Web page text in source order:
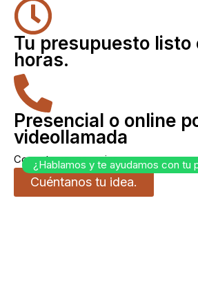
Tu presupuesto listo
horas.
Presencial o online
videollamada
Como te venga mejor.
Cuéntanos tu idea.
¿Hablamos y te ayudamos con tu